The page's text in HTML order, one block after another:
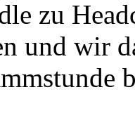
zu
und wir